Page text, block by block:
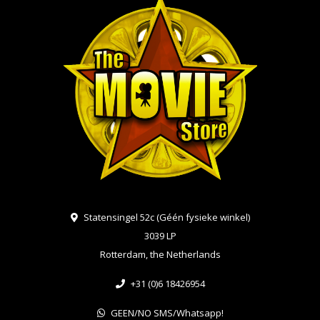
Statensingel 52c (Géén fysieke winkel)
3039 LP
Rotterdam, the Netherlands
+31 (0)6 18426954
GEEN/NO SMS/Whatsapp!